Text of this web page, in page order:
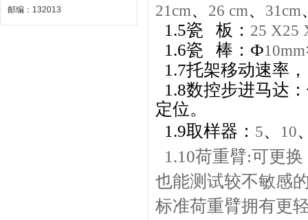
邮编：132013
21cm、 26 cm、 31cm
1.5瓷 板： 25 X25
1.6瓷 棒：Ф10mm
1.7托架移动速率，
1.8数控步进马达
定位。
1.9取样器： 5、 10
1.10荷重臂:可更
也能测试较不敏感
标准荷重臂拥有更